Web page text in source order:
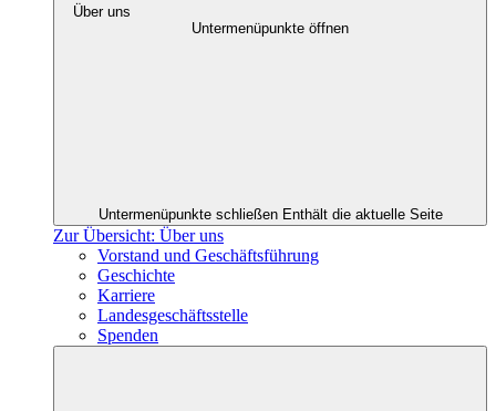
Über uns
Untermenüpunkte öffnen
Untermenüpunkte schließen Enthält die aktuelle Seite
Zur Übersicht: Über uns
Vorstand und Geschäftsführung
Geschichte
Karriere
Landesgeschäftsstelle
Spenden